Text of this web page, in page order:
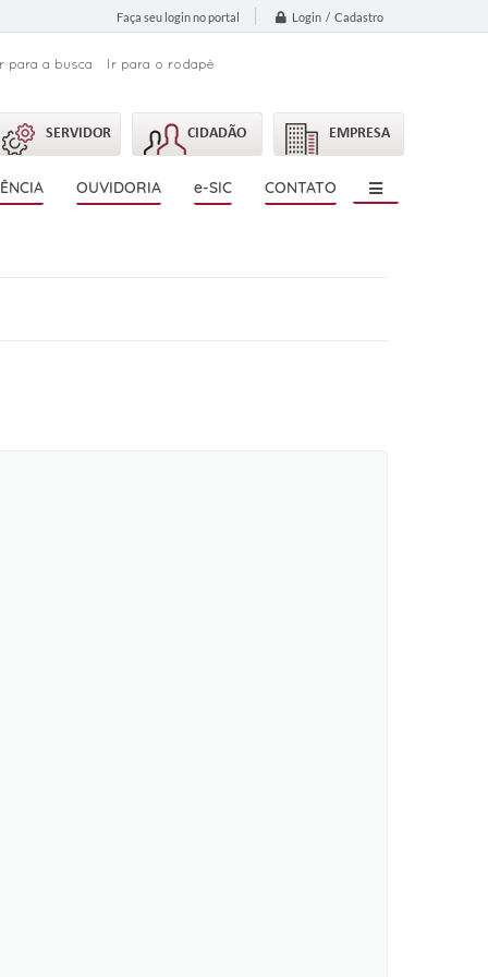
Faça seu login no portal Login / Cadastro
Ir para a busca Ir para o rodapé
SERVIDOR CIDADÃO EMPRESA
OUVIDORIA e-SIC CONTATO